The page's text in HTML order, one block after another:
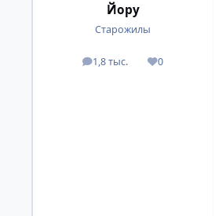
Йору
Старожилы
1,8 тыс.
посты 0
Репутация